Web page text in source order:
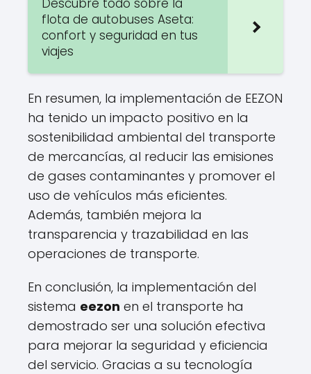
Descubre todo sobre la
flota de autobuses Aseta:
confort y seguridad en tus
viajes
En resumen, la implementación de EEZON
ha tenido un impacto positivo en la
sostenibilidad ambiental del transporte
de mercancías, al reducir las emisiones
de gases contaminantes y promover el
uso de vehículos más eficientes.
Además, también mejora la
transparencia y trazabilidad en las
operaciones de transporte.
En conclusión, la implementación del
sistema eezon en el transporte ha
demostrado ser una solución efectiva
para mejorar la seguridad y eficiencia
del servicio. Gracias a su tecnología